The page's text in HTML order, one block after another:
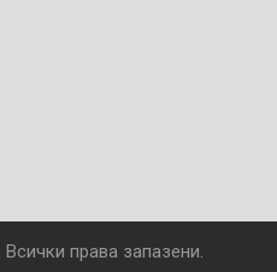
права запазени.